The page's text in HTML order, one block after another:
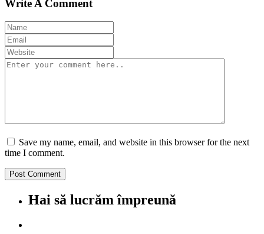
Write A Comment
Save my name, email, and website in this browser for the next
time I comment.
Hai să lucrăm împreună